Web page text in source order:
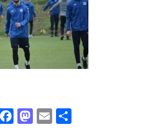
Facebook
Mastodon
Email